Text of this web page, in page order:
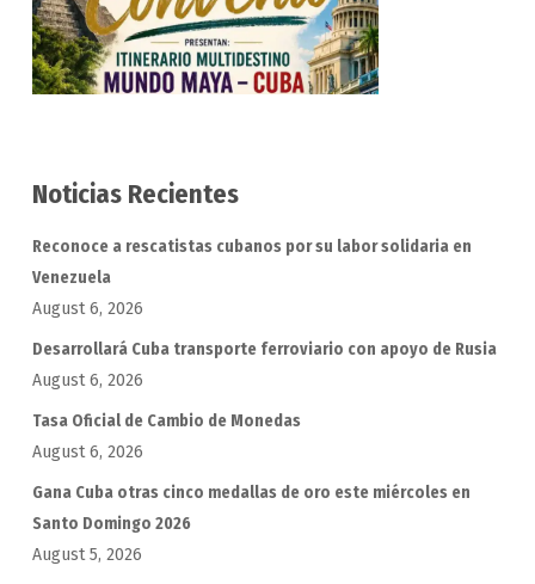
Noticias Recientes
Reconoce a rescatistas cubanos por su labor solidaria en
Venezuela
August 6, 2026
Desarrollará Cuba transporte ferroviario con apoyo de Rusia
August 6, 2026
Tasa Oficial de Cambio de Monedas
August 6, 2026
Gana Cuba otras cinco medallas de oro este miércoles en
Santo Domingo 2026
August 5, 2026